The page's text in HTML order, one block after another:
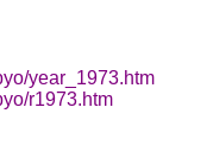
year_1973.htm
r1973.htm